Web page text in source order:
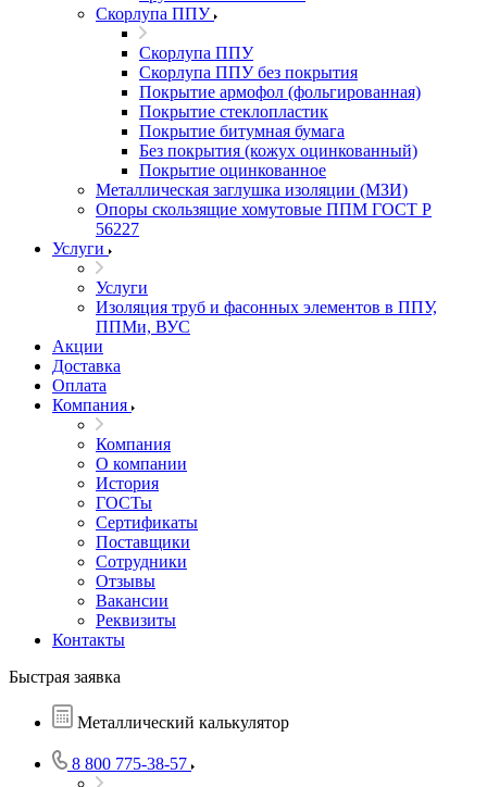
Скорлупа ППУ
Скорлупа ППУ
Скорлупа ППУ без покрытия
Покрытие армофол (фольгированная)
Покрытие стеклопластик
Покрытие битумная бумага
Без покрытия (кожух оцинкованный)
Покрытие оцинкованное
Металлическая заглушка изоляции (МЗИ)
Опоры скользящие хомутовые ППМ ГОСТ Р
56227
Услуги
Услуги
Изоляция труб и фасонных элементов в ППУ,
ППМи, ВУС
Акции
Доставка
Оплата
Компания
Компания
О компании
История
ГОСТы
Сертификаты
Поставщики
Сотрудники
Отзывы
Вакансии
Реквизиты
Контакты
Быстрая заявка
Металлический калькулятор
8 800 775-38-57